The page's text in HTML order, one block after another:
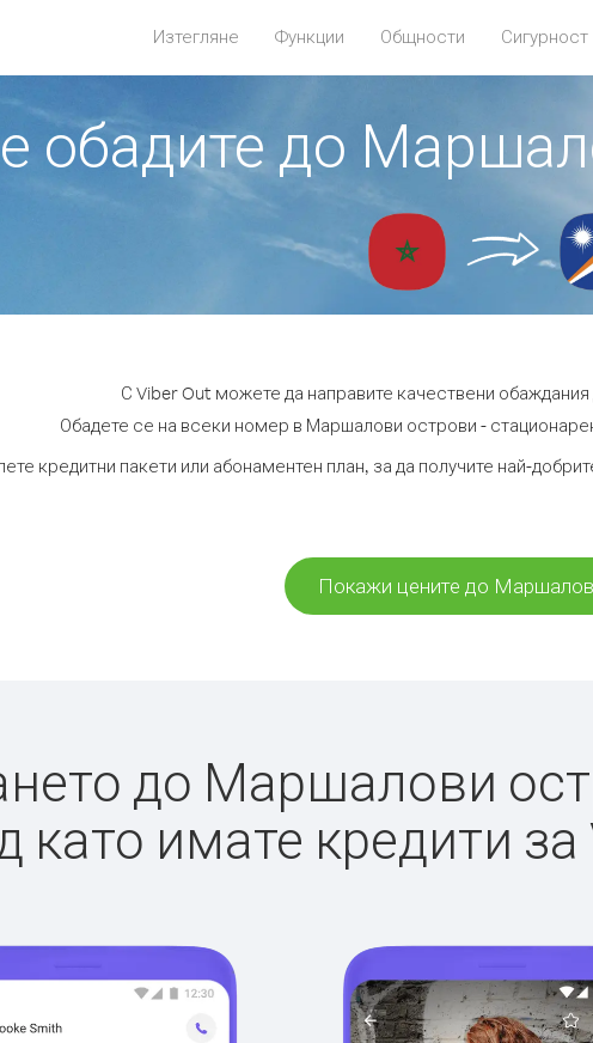
Изтегляне Функции Общности Сигурност
обадите до
С Viber Out можете да направите качествени
Обадете се на всеки номер в Маршалови острови -
кредитни пакети или абонаментен план, за да получите най-
Покажи цените до
до Маршалови
като имате кредити